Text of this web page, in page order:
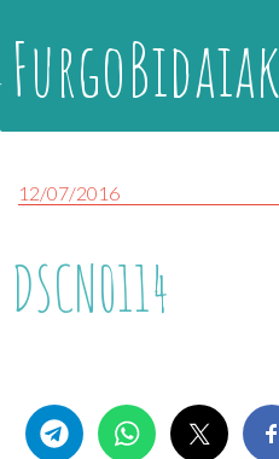
FurgoBidaiak
12/07/2016
DSCN0114